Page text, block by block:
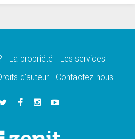
Rossi: «La venue du Pape Léon en
est un hommage à François»
et Nagasaki, 81 ans après,
des «dix jours de prière pour la
La propriété
Les services
d’auteur Contactez-nous